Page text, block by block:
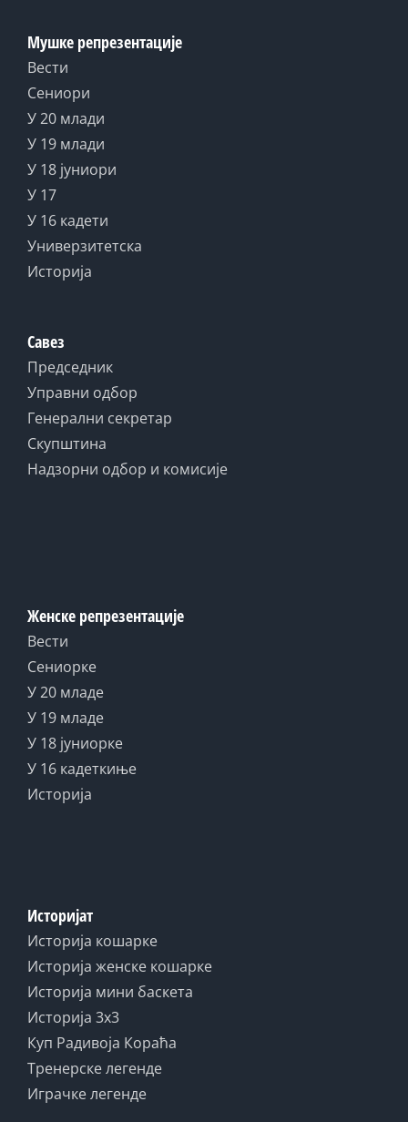
Мушке репрезентације
Вести
Сениори
У 20 млади
У 19 млади
У 18 јуниори
У 17
У 16 кадети
Универзитетска
Историја
Савез
Председник
Управни одбор
Генерални секретар
Скупштина
Надзорни одбор и комисије
Женске репрезентације
Вести
Сениорке
У 20 младе
У 19 младе
У 18 јуниорке
У 16 кадеткиње
Историја
Историјат
Историја кошарке
Историја женске кошарке
Историја мини баскета
Историја 3x3
Куп Радивоја Кораћа
Тренерске легенде
Играчке легенде